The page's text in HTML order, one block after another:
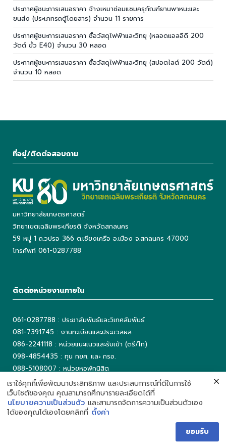
ประกาศผู้ชนะการเสนอราคา จ้างเหมาซ่อมแซมครุภัณฑ์ยานพาหนะและ
ขนส่ง (ประเภทรถตู้โดยสาร) จำนวน 11 รายการ
ประกาศผู้ชนะการเสนอราคา ซื้อวัสดุไฟฟ้าและวิทยุ (หลอดแอลอีดี 200
วัตต์ ขั้ว E40) จำนวน 30 หลอด
ประกาศผู้ชนะการเสนอราคา ซื้อวัสดุไฟฟ้าและวิทยุ (สปอตไลต์ 200 วัตต์)
จำนวน 10 หลอด
ที่อยู่/ติดต่อสอบถาม
มหาวิทยาลัยเกษตรศาสตร์
วิทยาเขตเฉลิมพระเกียรติ จังหวัดสกลนคร
59 หมู่ 1 ถ.วปรอ 366 ต.เชียงเครือ อ.เมือง จ.สกลนคร 47000
โทรศัพท์ 061-0287788
ติดต่อหน่วยงานภายใน
061-0287788 : ประชาสัมพันธ์และวิเทศสัมพันธ์
081-7391745 : งานทะเบียนและประมวลผล
086-2241118 : หน่วยแนะแนวและรับเข้า (ตรี/โท)
098-4854435 : ทุน กยศ. และ กรอ.
088-5108007 : หน่วยหอพักนิสิต
042-725042 ต่อ 5503 : งานเทคโนโลยีสารสนเทศ
042-725093 : ห้องสมุด
เราใช้คุกกี้เพื่อพัฒนาประสิทธิภาพ และประสบการณ์ที่ดีในการใช้
เว็บไซต์ของคุณ คุณสามารถศึกษารายละเอียดได้ที่
นโยบายความเป็นส่วนตัว และสามารถจัดการความเป็นส่วนตัวเอง
ได้ของคุณได้เองโดยคลิกที่ ตั้งค่า
ยอมรับ